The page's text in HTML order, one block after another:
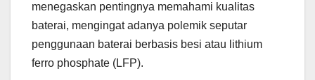
menegaskan pentingnya memahami kualitas
baterai, mengingat adanya polemik seputar
penggunaan baterai berbasis besi atau lithium
ferro phosphate (LFP).